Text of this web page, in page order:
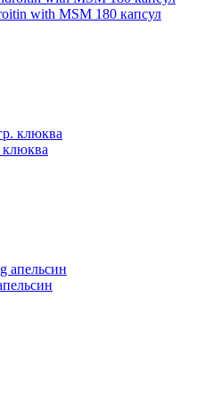
with MSM 180 капсул
клюква